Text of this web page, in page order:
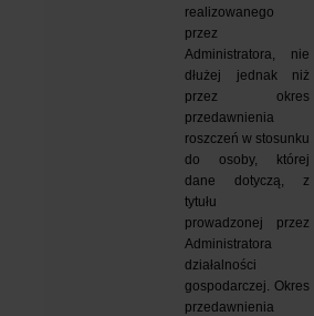
realizowanego
przez
Administratora, nie
dłużej jednak niż
przez okres
przedawnienia
roszczeń w stosunku
do osoby, której
dane dotyczą, z
tytułu
prowadzonej przez
Administratora
działalności
gospodarczej. Okres
przedawnienia